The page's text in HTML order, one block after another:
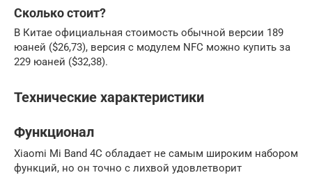
Сколько стоит?
В Китае официальная стоимость обычной версии 189
юаней ($26,73), версия с модулем NFC можно купить за
229 юаней ($32,38).
Технические характеристики
Функционал
Xiaomi Mi Band 4C обладает не самым широким набором
функций, но он точно с лихвой удовлетворит